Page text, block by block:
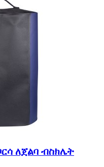
ለጀልባ ብስክሌት